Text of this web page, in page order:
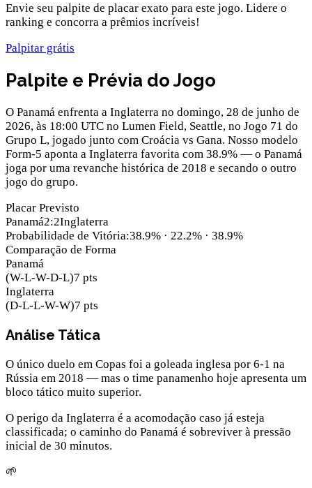
Envie seu palpite de placar exato para este jogo. Lidere o
ranking e concorra a prêmios incríveis!
Palpitar grátis
Palpite e Prévia do Jogo
O Panamá enfrenta a Inglaterra no domingo, 28 de junho de
2026, às 18:00 UTC no Lumen Field, Seattle, no Jogo 71 do
Grupo L, jogado junto com Croácia vs Gana. Nosso modelo
Form-5 aponta a Inglaterra favorita com 38.9% — o Panamá
joga por uma revanche histórica de 2018 e secando o outro
jogo do grupo.
Placar Previsto
Panamá2:2Inglaterra
Probabilidade de Vitória:38.9% · 22.2% · 38.9%
Comparação de Forma
Panamá
(W-L-W-D-L)7 pts
Inglaterra
(D-L-L-W-W)7 pts
Análise Tática
O único duelo em Copas foi a goleada inglesa por 6-1 na
Rússia em 2018 — mas o time panamenho hoje apresenta um
bloco tático muito superior.
O perigo da Inglaterra é a acomodação caso já esteja
classificada; o caminho do Panamá é sobreviver à pressão
inicial de 30 minutos.
🌱